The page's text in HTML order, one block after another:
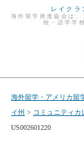
レイク
海外留学推進協会は
校・語学学
海外留学・アメリカ留
イ州 > コミュニティカ
US002601220